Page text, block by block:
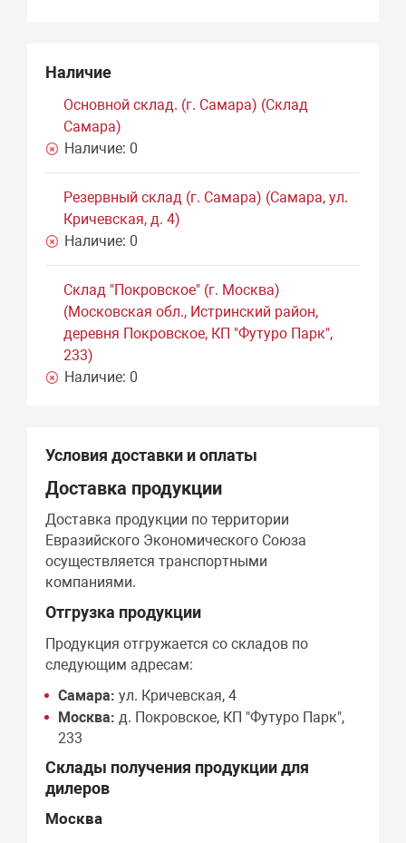
Наличие
Основной склад. (г. Самара) (Склад
Самара)
Наличие: 0
Резервный склад (г. Самара) (Самара, ул.
Кричевская, д. 4)
Наличие: 0
Склад "Покровское" (г. Москва)
(Московская обл., Истринский район,
деревня Покровское, КП "Футуро Парк",
233)
Наличие: 0
Условия доставки и оплаты
Доставка продукции
Доставка продукции по территории
Евразийского Экономического Союза
осуществляется транспортными
компаниями.
Отгрузка продукции
Продукция отгружается со складов по
следующим адресам:
Самара: ул. Кричевская, 4
Москва: д. Покровское, КП "Футуро Парк",
233
Склады получения продукции для
дилеров
Москва